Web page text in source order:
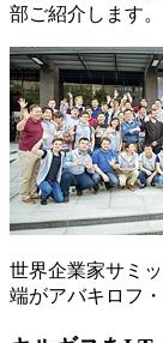
部ご紹介します。
世界企業家サミ
端がアバキロフ・